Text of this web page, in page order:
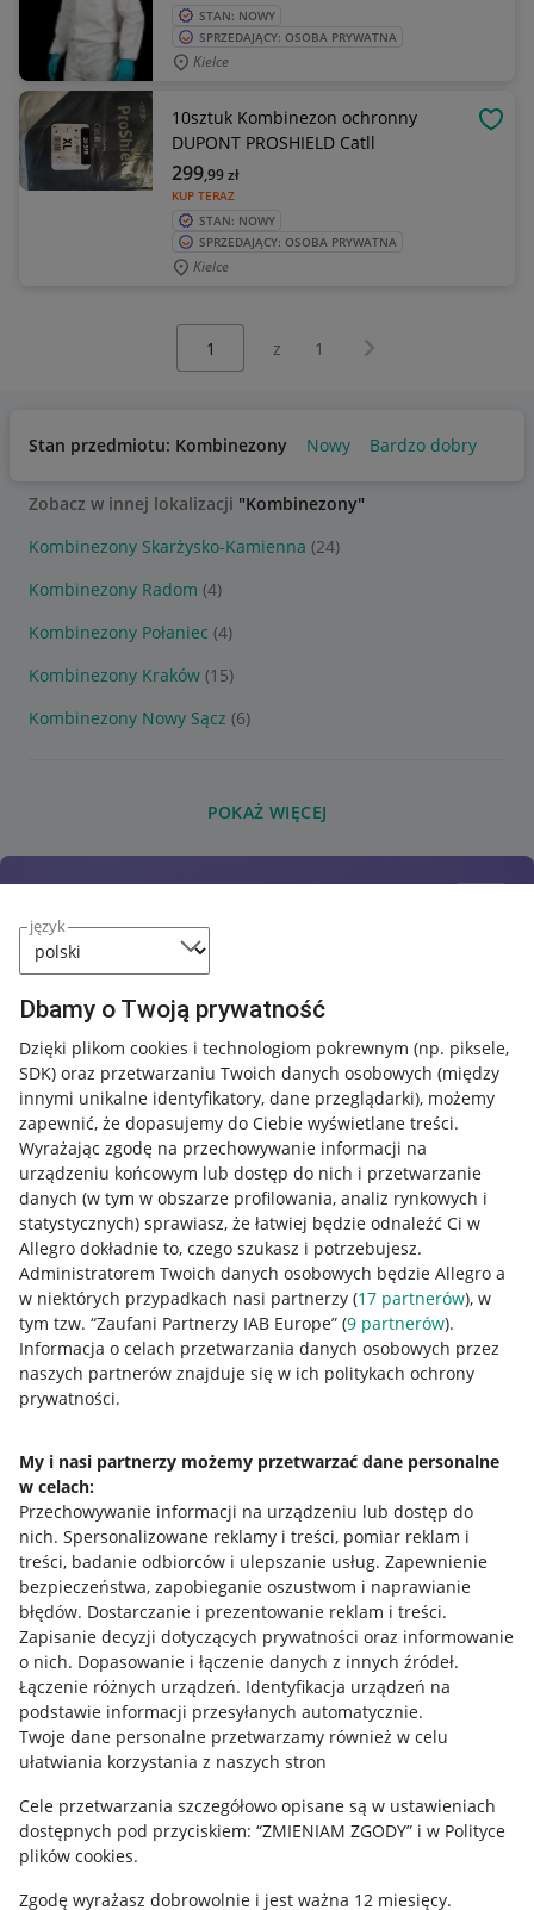
język
Dbamy o Twoją prywatność
Dzięki plikom cookies i technologiom pokrewnym (np. piksele,
SDK) oraz przetwarzaniu Twoich danych osobowych (między
innymi unikalne identyfikatory, dane przeglądarki), możemy
zapewnić, że dopasujemy do Ciebie wyświetlane treści.
Wyrażając zgodę na przechowywanie informacji na
urządzeniu końcowym lub dostęp do nich i przetwarzanie
danych (w tym w obszarze profilowania, analiz rynkowych i
statystycznych) sprawiasz, że łatwiej będzie odnaleźć Ci w
Allegro dokładnie to, czego szukasz i potrzebujesz.
Administratorem Twoich danych osobowych będzie Allegro a
w niektórych przypadkach nasi partnerzy (17 partnerów), w
tym tzw. “Zaufani Partnerzy IAB Europe” (9 partnerów).
Informacja o celach przetwarzania danych osobowych przez
naszych partnerów znajduje się w ich politykach ochrony
prywatności.
My i nasi partnerzy możemy przetwarzać dane personalne
w celach:
Przechowywanie informacji na urządzeniu lub dostęp do
nich. Spersonalizowane reklamy i treści, pomiar reklam i
treści, badanie odbiorców i ulepszanie usług. Zapewnienie
bezpieczeństwa, zapobieganie oszustwom i naprawianie
błędów. Dostarczanie i prezentowanie reklam i treści.
Zapisanie decyzji dotyczących prywatności oraz informowanie
o nich. Dopasowanie i łączenie danych z innych źródeł.
Łączenie różnych urządzeń. Identyfikacja urządzeń na
podstawie informacji przesyłanych automatycznie.
Twoje dane personalne przetwarzamy również w celu
ułatwiania korzystania z naszych stron
Cele przetwarzania szczegółowo opisane są w ustawieniach
dostępnych pod przyciskiem: “ZMIENIAM ZGODY” i w Polityce
plików cookies.
Zgodę wyrażasz dobrowolnie i jest ważna 12 miesięcy.
STAN: NOWY
SPRZEDAJĄCY: OSOBA PRYWATNA
Kielce
10sztuk Kombinezon ochronny
DUPONT PROSHIELD Catll
KUP TERAZ
299,99zł
STAN: NOWY
SPRZEDAJĄCY: OSOBA PRYWATNA
Kielce
z 1 Następna strona
Stan przedmiotu: Kombinezony Nowy Bardzo dobry
Zobacz w innej lokalizacji "Kombinezony"
Kombinezony Skarżysko-Kamienna (24)
Kombinezony Radom (4)
Kombinezony Połaniec (4)
Kombinezony Kraków (15)
Kombinezony Nowy Sącz (6)
POKAŻ WIĘCEJ
Przydatne informacje
Jak to działa
Allegro Gadane dla sprzedających
Allegro Gadane dla kupujących
Mapa miejscowości
Informacje prawne
Regulamin
Polityka plików "cookies"
Ustawienia plików "cookies"
Udostępnianie lokalizacji
Informacje dla Aktu o Usługach Cyfrowych